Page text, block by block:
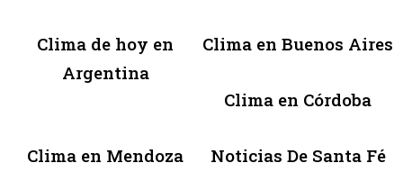
Clima de hoy en
Argentina
Clima en Buenos Aires
Clima en Córdoba
Clima en Mendoza Noticias De Santa Fé